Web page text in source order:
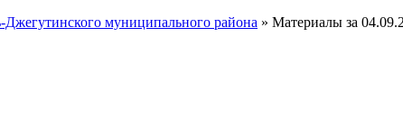
муниципального района » Материалы за